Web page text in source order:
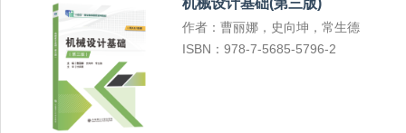
机械设计基础(第三版)
作者：曹丽娜，史向坤，常生德
ISBN：978-7-5685-5796-2